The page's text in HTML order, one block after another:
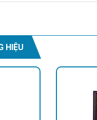
HIỆU